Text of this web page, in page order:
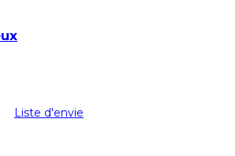
Liste d'envie